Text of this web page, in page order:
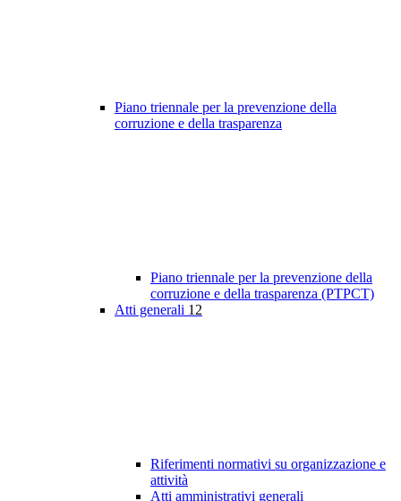
Piano triennale per la prevenzione della
corruzione e della trasparenza
Piano triennale per la prevenzione della
corruzione e della trasparenza (PTPCT)
Atti generali 12
Riferimenti normativi su organizzazione e
attività
Atti amministrativi generali